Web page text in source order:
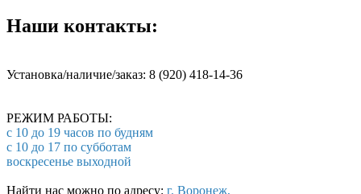
Наши контакты:
Установка/наличие/заказ: 8 (920) 418-14-36
РЕЖИМ РАБОТЫ:
с 10 до 19 часов по будням
с 10 до 17 по субботам
воскресенье выходной
Найти нас можно по адресу: г. Воронеж,